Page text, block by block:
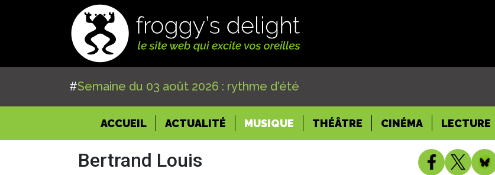
#Semaine du 03 août 2026 : rythme d'été
ACCUEIL(CURRENT)
ACTUALITÉ MUSIQUE THÉÂTRE CINÉMA LECTURE
Bertrand Louis